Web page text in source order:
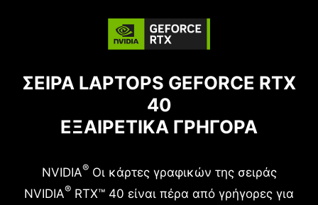
ΣΕΙΡΑ LAPTOPS GEFORCE RTX
40
ΕΞΑΙΡΕΤΙΚΑ ΓΡΗΓΟΡΑ
NVIDIA®Οι κάρτες γραφικών της σειράς
NVIDIA® RTX™ 40 είναι πέρα από γρήγορες για